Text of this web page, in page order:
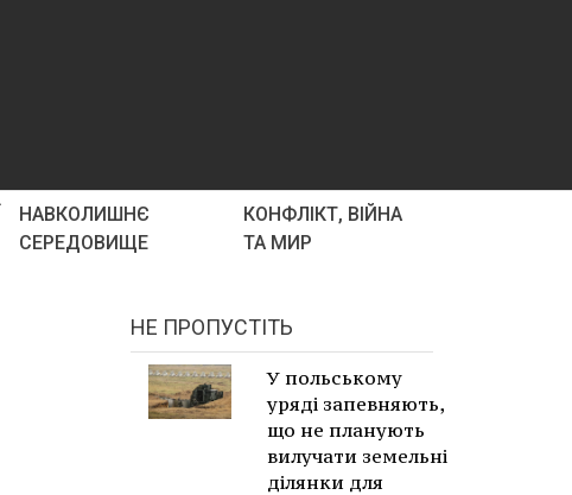
НАВКОЛИШНЄ
СЕРЕДОВИЩЕ
КОНФЛІКТ, ВІЙНА
ТА МИР
НЕ ПРОПУСТІТЬ
У польському
уряді запевняють,
що не планують
вилучати земельні
ділянки для